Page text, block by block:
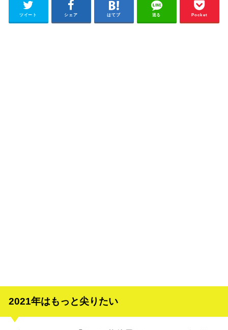
ツイート シェア はてブ 送る Pocket
2021年はもっと尖りたい